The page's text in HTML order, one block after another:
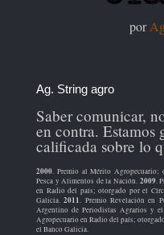
por
Ag. String agro
Saber comunicar,
en contra. Estamos
calificada sobre lo
2000. Premio al Mérito Agropecuario;
Pesca y Alimentos de la Nación. 2009.
en Radio del país; otorgado por el
Galicia.2011. Premio Revelación en
Argentino de Periodistas Agrarios y
Agropecuario en Radio del país;
el Banco Galicia.